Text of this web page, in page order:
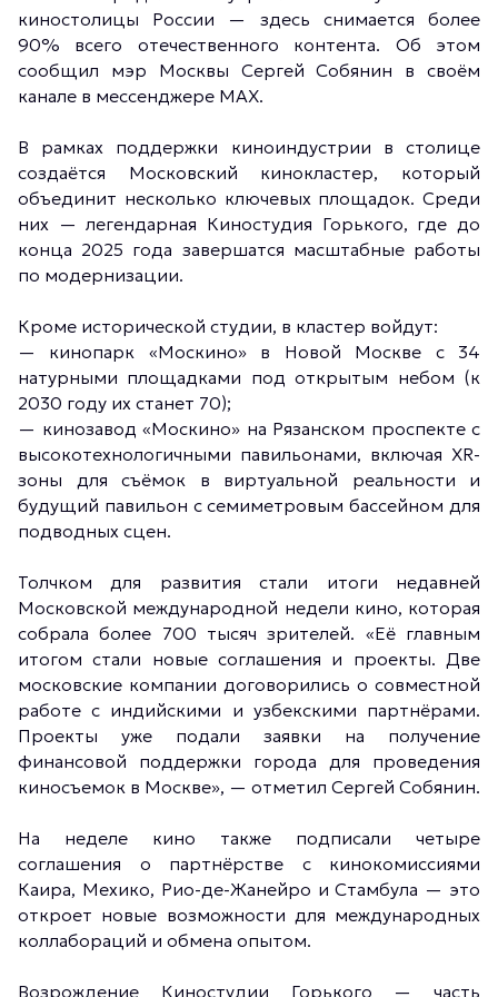
киностолицы России — здесь снимается более
90% всего отечественного контента. Об этом
сообщил мэр Москвы Сергей Собянин в своём
канале в мессенджере MAX.
В рамках поддержки киноиндустрии в столице
создаётся Московский кинокластер, который
объединит несколько ключевых площадок. Среди
них — легендарная Киностудия Горького, где до
конца 2025 года завершатся масштабные работы
по модернизации.
Кроме исторической студии, в кластер войдут:
— кинопарк «Москино» в Новой Москве с 34
натурными площадками под открытым небом (к
2030 году их станет 70);
— кинозавод «Москино» на Рязанском проспекте с
высокотехнологичными павильонами, включая XR-
зоны для съёмок в виртуальной реальности и
будущий павильон с семиметровым бассейном для
подводных сцен.
Толчком для развития стали итоги недавней
Московской международной недели кино, которая
собрала более 700 тысяч зрителей. «Её главным
итогом стали новые соглашения и проекты. Две
московские компании договорились о совместной
работе с индийскими и узбекскими партнёрами.
Проекты уже подали заявки на получение
финансовой поддержки города для проведения
киносъемок в Москве», — отметил Сергей Собянин.
На неделе кино также подписали четыре
соглашения о партнёрстве с кинокомиссиями
Каира, Мехико, Рио-де-Жанейро и Стамбула — это
откроет новые возможности для международных
коллабораций и обмена опытом.
Возрождение Киностудии Горького — часть